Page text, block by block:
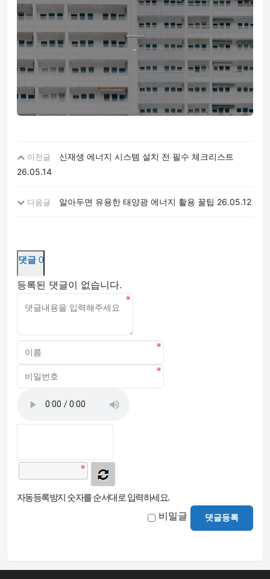
이전글
신재생 에너지 시스템 설치 전 필수 체크리스트
26.05.14
다음글 알아두면 유용한 태양광 에너지 활용 꿀팁 26.05.12
댓글 0
등록된 댓글이 없습니다.
자동등록방지 숫자를 순서대로 입력하세요.
비밀글 댓글등록